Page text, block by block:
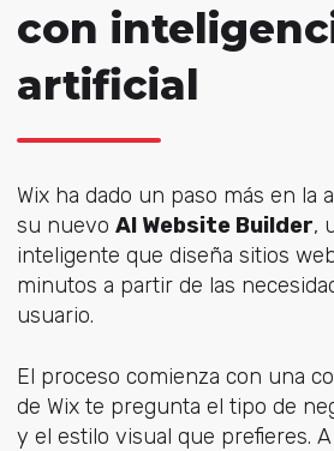
con
artificial
Wix ha dado un paso más en la
su nuevo AI Website Builder,
inteligente que diseña sitios
minutos a partir de las
usuario.
El proceso comienza con una
de Wix te pregunta el tipo de
y el estilo visual que prefieres.